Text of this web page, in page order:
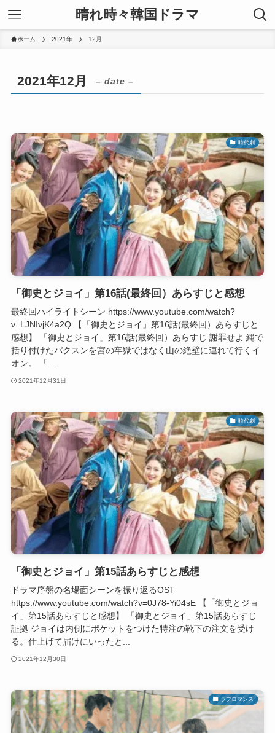
晴れ時々韓国ドラマ
ホーム 2021年 12月
2021年12月 – date –
時代劇
「御史とジョイ」第16話(最終回）あらすじと感想
最終回ハイライトシーン https://www.youtube.com/watch?
v=LJNIvjK4a2Q 【「御史とジョイ」第16話(最終回）あらすじと
感想】 「御史とジョイ」第16話(最終回）あらすじ 謝罪せよ 縄で
括り付けたパクスンを宮の牢獄ではなく山の絶壁に連れて行くイ
オン。 「...
2021年12月31日
時代劇
「御史とジョイ」第15話あらすじと感想
ドラマ序盤の名場面シーンを振り返るOST
https://www.youtube.com/watch?v=0J78-Yi04sE 【「御史とジョ
イ」第15話あらすじと感想】 「御史とジョイ」第15話あらすじ
証拠 ジョイは内側にポケットをつけた特注の靴下の注文を受け
る。仕上げて届けにいったと...
2021年12月30日
ラブロマンス